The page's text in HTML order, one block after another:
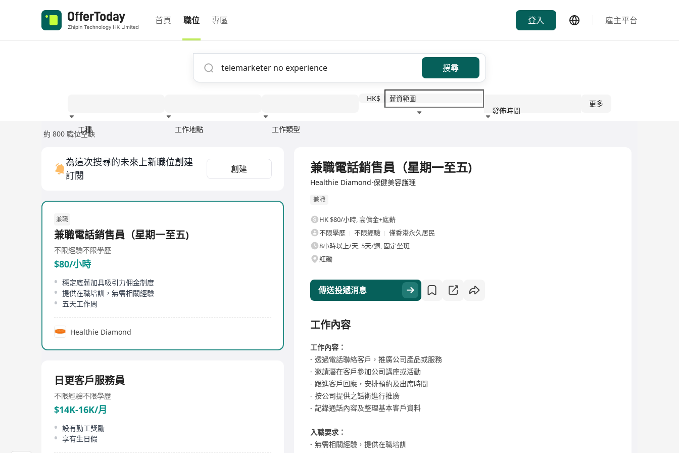
首頁 職位 專區 登入 雇主平台
搜尋
工種 工作地點 工作類型
HK$
發佈時間
更多
約 800 職位空缺
為這次搜尋的未來上新職位創建
訂閱
創建
兼職
兼職電話銷售員（星期一至五)
不限經驗不限學歷
$80/小時
穩定底薪加具吸引力佣金制度
提供在職培訓，無需相關經驗
五天工作周
Healthie Diamond
日更客戶服務員
不限經驗不限學歷
$14K-16K/月
設有勤工獎勵
享有生日假
兼職電話銷售員（星期一至五)
Healthie Diamond·保健美容護理
兼職
HK $80/小時,高傭金+底薪
不限學歷
不限經驗
僅香港永久居民
8小時以上/天, 5天/週, 固定坐班
紅磡
傳送投遞消息
工作內容
工作內容：
- 透過電話聯絡客戶，推廣公司產品或服務
- 邀請潛在客戶參加公司講座或活動
- 跟進客戶回應，安排預約及出席時間
- 按公司提供之話術進行推廣
- 記錄通話內容及整理基本客戶資料
入職要求：
- 無需相關經驗，提供在職培訓